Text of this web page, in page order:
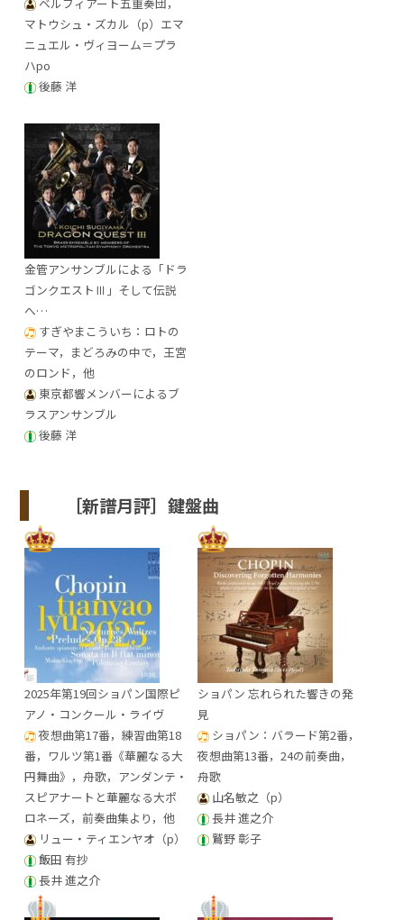
マトウシュ・ズカル（p）エマ
ニュエル・ヴィヨーム＝プラ
ハpo
後藤 洋
金管アンサンブルによる「ドラ
ゴンクエストⅢ」そして伝説
へ…
すぎやまこういち：ロトの
テーマ，まどろみの中で，王宮
のロンド，他
東京都響メンバーによるブ
ラスアンサンブル
後藤 洋
［新譜月評］鍵盤曲
2025年第19回ショパン国際ピ
アノ・コンクール・ライヴ
夜想曲第17番，練習曲第18
番，ワルツ第1番《華麗なる大
円舞曲》，舟歌，アンダンテ・
スピアナートと華麗なる大ポ
ロネーズ，前奏曲集より，他
リュー・ティエンヤオ（p）
飯田 有抄
長井 進之介
ショパン 忘れられた響きの発
見
ショパン：バラード第2番，
夜想曲第13番，24の前奏曲，
舟歌
山名敏之（p）
長井 進之介
鷲野 彰子